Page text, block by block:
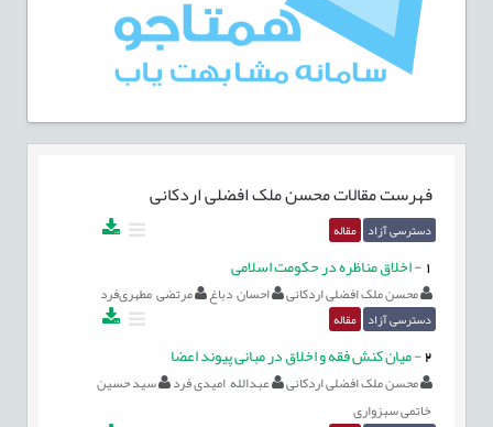
فهرست مقالاتمحسن ملک افضلی اردکانی
دسترسی آزاد مقاله
-اخلاق مناظره در حکومت اسلامی
محسن ملک افضلی اردکانی احسان دباغ مرتضی مطهری‌فرد
دسترسی آزاد مقاله
2
-میان کنش فقه و اخلاق در مبانی پیوند اعضا
محسن ملک افضلی اردکانی عبدالله امیدی فرد
سید حسین
خاتمی سبزواری